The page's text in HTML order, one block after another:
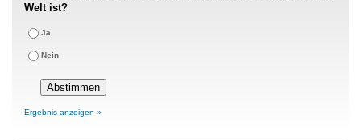
Welt ist?
Ja
Nein
Ergebnis anzeigen »